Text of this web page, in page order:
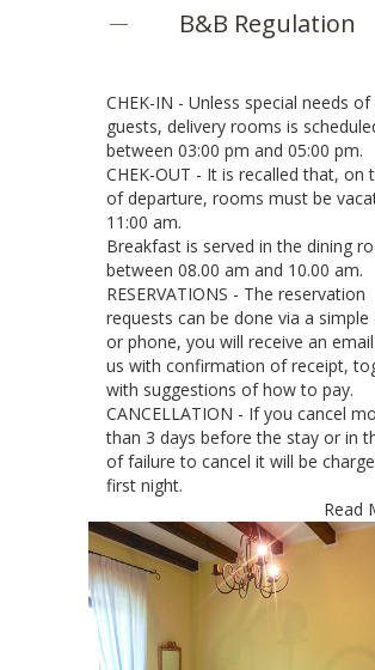
B&B Regulation
CHEK-IN - Unless special needs
guests, delivery rooms is
between 03:00 pm and 05:00 pm.
CHEK-OUT - It is recalled that, on
of departure, rooms must be
11:00 am.
Breakfast is served in the dining
between 08.00 am and 10.00 am.
RESERVATIONS - The reservation
requests can be done via a simple
or phone, you will receive an
us with confirmation of receipt,
with suggestions of how to pay.
CANCELLATION - If you cancel
than 3 days before the stay or in
of failure to cancel it will be
first night.
Read
Stanza Venere